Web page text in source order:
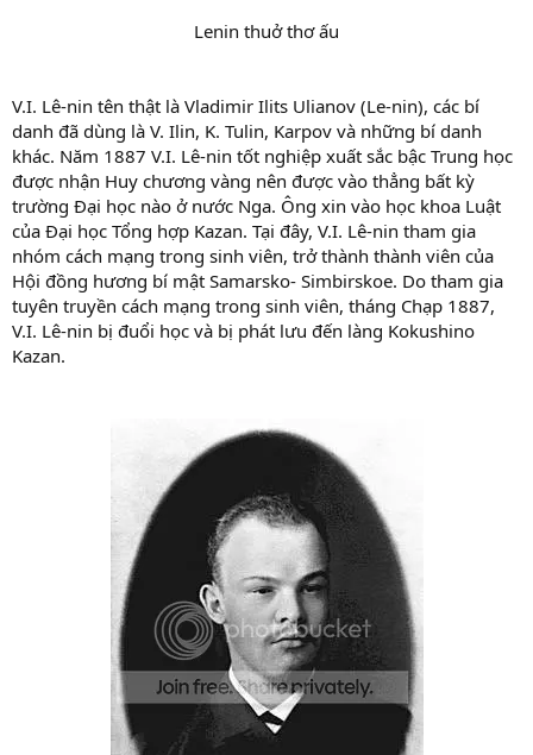
Lenin thuở thơ ấu​
V.I. Lê-nin tên thật là Vladimir Ilits Ulianov (Le-nin), các bí
danh đã dùng là V. Ilin, K. Tulin, Karpov và những bí danh
khác. Năm 1887 V.I. Lê-nin tốt nghiệp xuất sắc bậc Trung học
được nhận Huy chương vàng nên được vào thẳng bất kỳ
trường Đại học nào ở nước Nga. Ông xin vào học khoa Luật
của Đại học Tổng hợp Kazan. Tại đây, V.I. Lê-nin tham gia
nhóm cách mạng trong sinh viên, trở thành thành viên của
Hội đồng hương bí mật Samarsko- Simbirskoe. Do tham gia
tuyên truyền cách mạng trong sinh viên, tháng Chạp 1887,
V.I. Lê-nin bị đuổi học và bị phát lưu đến làng Kokushino
Kazan.